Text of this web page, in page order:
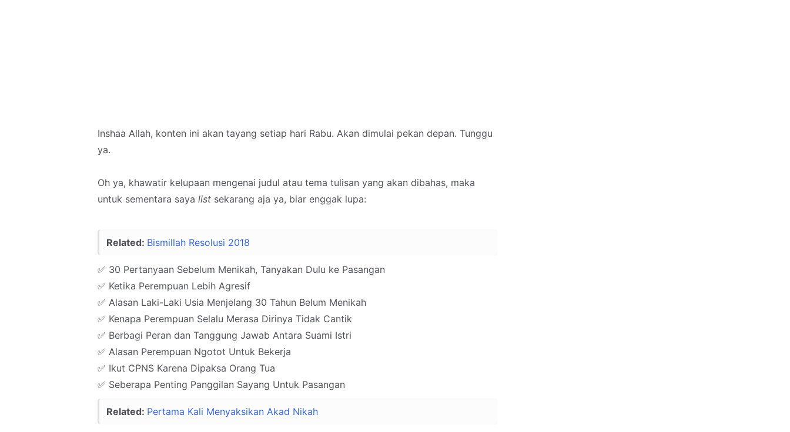
Inshaa Allah, konten ini akan tayang setiap hari Rabu. Akan dimulai pekan depan. Tunggu
ya.
Oh ya, khawatir kelupaan mengenai judul atau tema tulisan yang akan dibahas, maka
untuk sementara saya list sekarang aja ya, biar enggak lupa:
Related: Bismillah Resolusi 2018
✅ 30 Pertanyaan Sebelum Menikah, Tanyakan Dulu ke Pasangan
✅ Ketika Perempuan Lebih Agresif
✅ Alasan Laki-Laki Usia Menjelang 30 Tahun Belum Menikah
✅ Kenapa Perempuan Selalu Merasa Dirinya Tidak Cantik
✅ Berbagi Peran dan Tanggung Jawab Antara Suami Istri
✅ Alasan Perempuan Ngotot Untuk Bekerja
✅ Ikut CPNS Karena Dipaksa Orang Tua
✅ Seberapa Penting Panggilan Sayang Untuk Pasangan
Related: Pertama Kali Menyaksikan Akad Nikah